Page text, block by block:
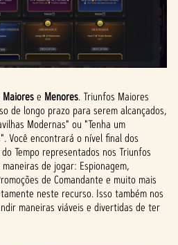
Maiorese Menores. Triunfos Maiores
de longo prazo para serem alcançados,
Modernas" ou "Tenha um
Você encontrará o nível final dos
Tempo representados nos Triunfos
de jogar: Espionagem,
de Comandante e muito mais
neste recurso. Isso também nos
maneiras viáveis e divertidas de ter